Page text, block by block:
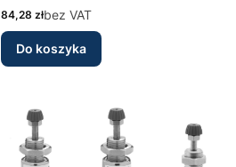
Cena
84,28 złbez VAT
Do koszyka